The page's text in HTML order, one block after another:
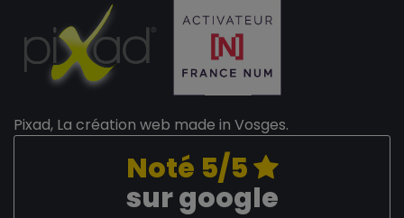
Pixad, La création web made in Vosges.
Noté 5/5
sur google